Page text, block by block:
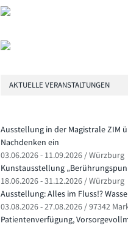
AKTUELLE VERANSTALTUNGEN
Ausstellung in der Magistrale ZIM
Nachdenken ein
03.06.2026 - 11.09.2026 / Würzburg
Kunstausstellung
18.06.2026 - 31.12.2026 / Würzburg
Ausstellung: Alles im Fluss!?
03.08.2026 - 27.08.2026 / 97342
Patientenverfügung,